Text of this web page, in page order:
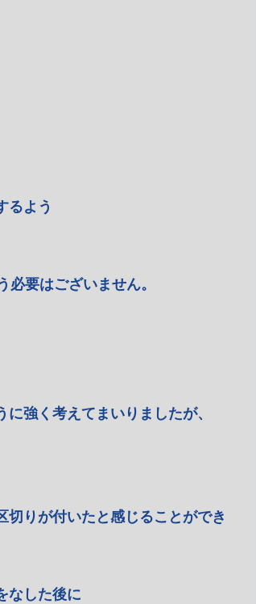
るよう
要はございません。
強く考えてまいりましたが、
切りが付いたと感じることができ
なした後に